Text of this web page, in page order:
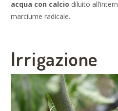
acqua con calcio diluito
marciume radicale.
Irrigazione